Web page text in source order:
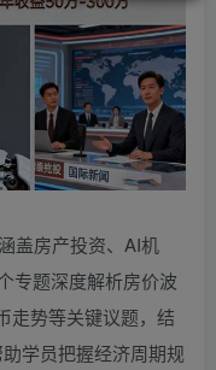
盖房产投资、AI机
专题深度解析房价波
走势等关键议题，结
学员把握经济周期规